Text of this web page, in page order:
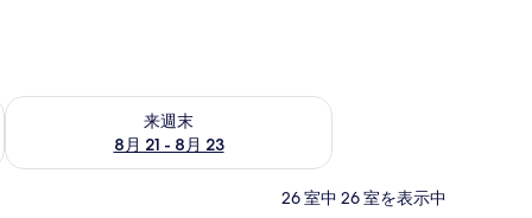
ク
来週末
8月 21 - 8月 23
来週末 8月 21 - 8月 23 の空室状況をチェック
26 室中 26 室を表示中